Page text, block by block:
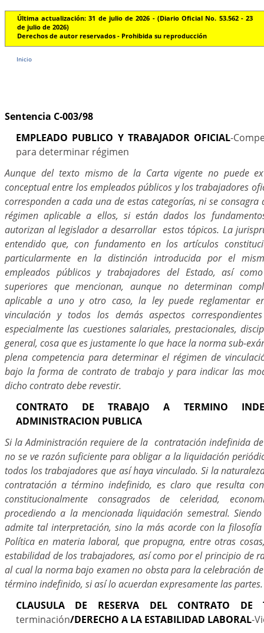
Última actualización: 31 de julio de 2026 - (Diario Oficial No. 53.562 - 23
de julio de 2026)
Derechos de autor reservados - Prohibida su reproducción
Inicio
Sentencia C-003/98
EMPLEADO PUBLICO Y TRABAJADOR OFICIAL-
para determinar régimen
Aunque del texto mismo de la Carta vigente no puede
conceptual entre los empleados públicos y los trabajadores
corresponden a cada una de estas categorías, ni se
régimen aplicable a ellos, si están dados los
autorizan al legislador a desarrollar estos tópicos. La
entendido que, con fundamento en los artículos
particularmente en la distinción introducida por el
empleados públicos y trabajadores del Estado, así
superiores que mencionan, aunque no determinan
aplicable a uno y otro caso, la ley puede reglamentar
vinculación y todos los demás aspectos
especialmente las cuestiones salariales, prestacionales,
general, cosa que es justamente lo que hace la norma sub-
plena competencia para determinar el régimen de
bajo la forma de contrato de trabajo y para indicar las
dicho contrato debe revestir.
CONTRATO DE TRABAJO A TERMINO
ADMINISTRACION PUBLICA
Si la Administración requiere de la contratación indefinida
no se ve razón suficiente para obligar a la liquidación
todos los trabajadores que así haya vinculado. Si la
contratación a término indefinido, es claro que resulta
constitucionalmente consagrados de celeridad,
procediendo a la mencionada liquidación semestral.
admite tal interpretación, sino la más acorde con la
Política en materia laboral, que propugna, entre otras
estabilidad de los trabajadores, así como por el principio de
al cual la norma bajo examen no obsta para la celebración
término indefinido, si así lo acuerdan expresamente las partes.
CLAUSULA DE RESERVA DEL CONTRATO DE
terminación/DERECHO A LA ESTABILIDAD LABORAL-